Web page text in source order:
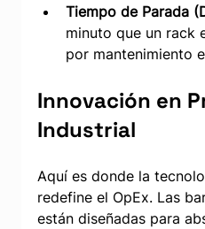
Tiempo de Parada
minuto que un rack
por mantenimiento
Innovación en
Industrial
Aquí es donde la
redefine el OpEx. Las
están diseñadas para